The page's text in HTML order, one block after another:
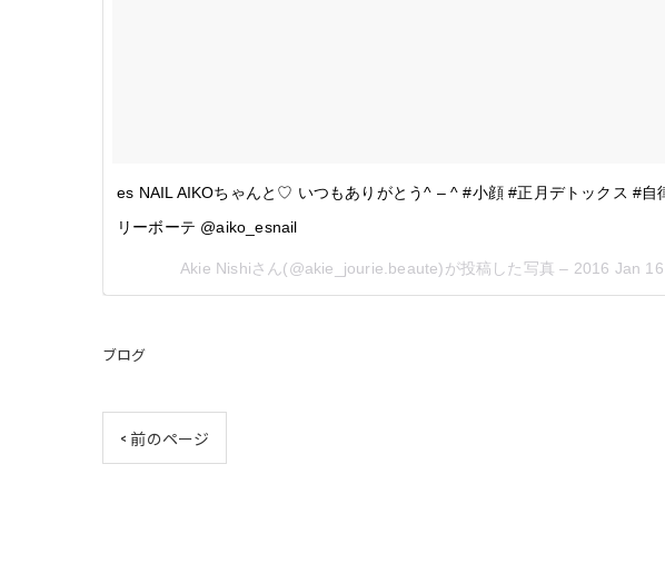
es NAIL AIKOちゃんと♡ いつもありがとう^ – ^ #小顔 #正月デトックス #自
リーボーテ @aiko_esnail
Akie Nishiさん(@akie_jourie.beaute)が投稿した写真 – 2016 Jan
ブログ
< 前のページ